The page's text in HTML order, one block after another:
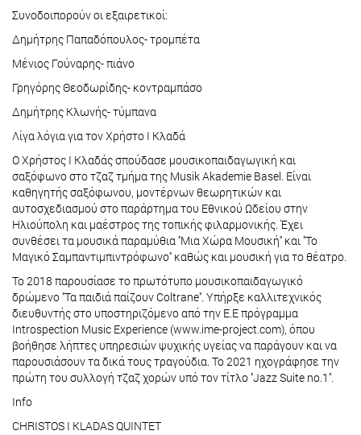
Συνοδοιπορούν οι εξαιρετικοί:
Δημήτρης Παπαδόπουλος- τρομπέτα
Μένιος Γούναρης- πιάνο
Γρηγόρης Θεοδωρίδης- κοντραμπάσο
Δημήτρης Κλωνής- τύμπανα
Λίγα λόγια για τον Χρήστο Ι Κλαδά
Ο Χρήστος Ι Κλαδάς σπούδασε μουσικοπαιδαγωγική και
σαξόφωνο στο τζαζ τμήμα της Musik Akademie Basel. Είναι
καθηγητής σαξόφωνου, μοντέρνων θεωρητικών και
αυτοσχεδιασμού στο παράρτημα του Εθνικού Ωδείου στην
Ηλιούπολη και μαέστρος της τοπικής φιλαρμονικής. Έχει
συνθέσει τα μουσικά παραμύθια ''Μια Χώρα Μουσική'' και ''Το
Μαγικό Σαμπαντιμπιντρόφωνο'' καθώς και μουσική για το θέατρο.
Το 2018 παρουσίασε το πρωτότυπο μουσικοπαιδαγωγικό
δρώμενο ''Τα παιδιά παίζουν Coltrane''. Υπήρξε καλλιτεχνικός
διευθυντής στο υποστηριζόμενο από την Ε.Ε πρόγραμμα
Introspection Music Experience (www.ime-project.com), όπου
βοήθησε λήπτες υπηρεσιών ψυχικής υγείας να παράγουν και να
παρουσιάσουν τα δικά τους τραγούδια. Το 2021 ηχογράφησε την
πρώτη του συλλογή τζαζ χορών υπό τον τίτλο ''Jazz Suite no.1''.
Info
CHRISTOS I KLADAS QUINTET